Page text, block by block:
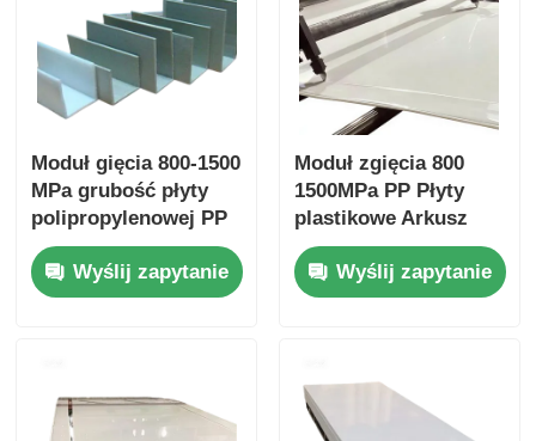
Moduł gięcia 800-1500
MPa grubość płyty
polipropylenowej PP
zazwyczaj wynosi od
1 mm do 20 mm
Idealny do
Wyślij zapytanie
Moduł zgięcia 800
1500MPa PP Płyty
plastikowe Arkusz
polipropylenowy
odporny na kwasy
Trwały materiał do
Wyślij zapytanie